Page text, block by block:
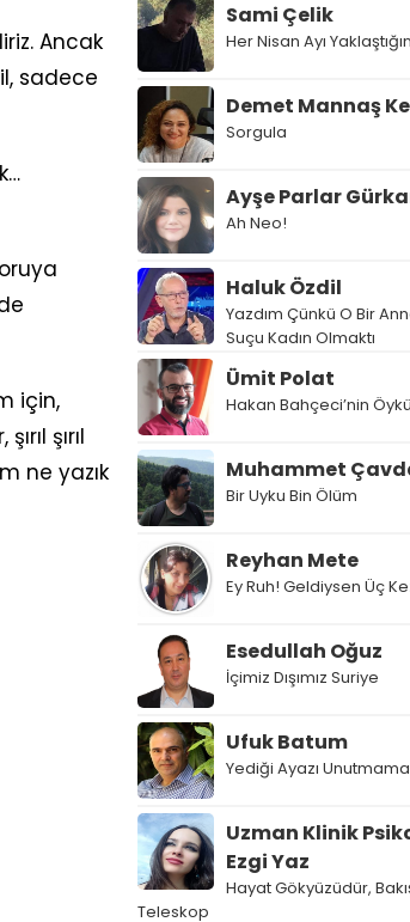
Ancak
sadece
için,
şırıl
ne yazık
Sami Çelik
Her Nisan Ayı
Demet Mannaş
Sorgula
Ayşe Parlar
Ah Neo!
Haluk Özdil
Yazdım Çünkü O Bir
Suçu Kadın Olmaktı
Ümit Polat
Hakan Bahçeci’nin
Muhammet
Bir Uyku Bin Ölüm
Reyhan Mete
Ey Ruh! Geldiysen Üç
Esedullah Oğuz
İçimiz Dışımız Suriye
Ufuk Batum
Yediği Ayazı
Uzman Klinik
Ezgi Yaz
Hayat Gökyüzüdür,
Teleskop